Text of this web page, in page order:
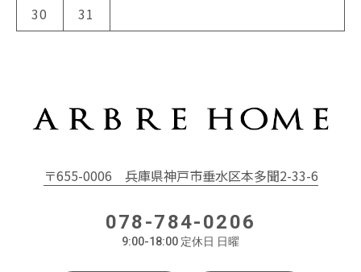
30
31
〒655-0006 兵庫県神戸市垂水区本多聞2-33-6
078-784-0206
9:00-18:00 定休日 日曜